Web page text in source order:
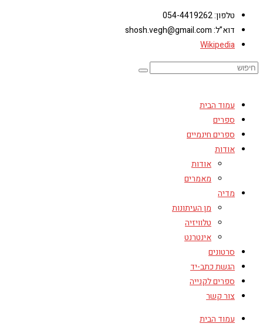
טלפון: 054-4419262
דוא”ל: shosh.vegh@gmail.com
Wikipedia
עמוד הבית
ספרים
ספרים חינמיים
אודות
אודות
מאמרים
מדיה
מן העיתונות
טלוויזיה
אינטרנט
סרטונים
הגשת כתב-יד
ספרים לקנייה
צור קשר
עמוד הבית